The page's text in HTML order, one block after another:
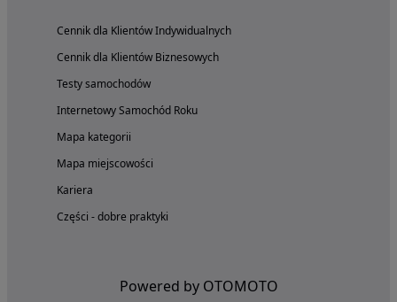
Cennik dla Klientów Indywidualnych
Cennik dla Klientów Biznesowych
Testy samochodów
Internetowy Samochód Roku
Mapa kategorii
Mapa miejscowości
Kariera
Części - dobre praktyki
Powered by OTOMOTO